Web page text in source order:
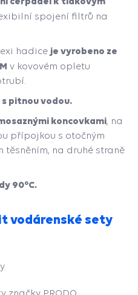
spojení filtrů na
hadice je vyrobeno ze
v kovovém opletu
pitnou vodou.
koncovkami, na
přípojkou s otočným
těsněním, na druhé straně
90°C.
vodárenské sety
značky PRODO.